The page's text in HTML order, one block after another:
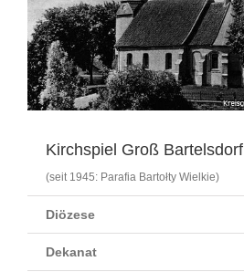
Kirchspiel Groß Bartelsdorf
(seit 1945: Parafia Bartołty Wielkie)
Diözese
Dekanat